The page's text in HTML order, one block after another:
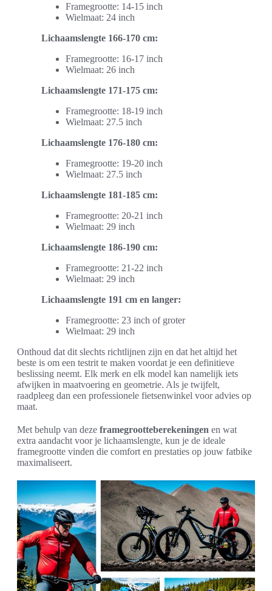
Framegrootte: 14-15 inch
Wielmaat: 24 inch
Lichaamslengte 166-170 cm:
Framegrootte: 16-17 inch
Wielmaat: 26 inch
Lichaamslengte 171-175 cm:
Framegrootte: 18-19 inch
Wielmaat: 27.5 inch
Lichaamslengte 176-180 cm:
Framegrootte: 19-20 inch
Wielmaat: 27.5 inch
Lichaamslengte 181-185 cm:
Framegrootte: 20-21 inch
Wielmaat: 29 inch
Lichaamslengte 186-190 cm:
Framegrootte: 21-22 inch
Wielmaat: 29 inch
Lichaamslengte 191 cm en langer:
Framegrootte: 23 inch of groter
Wielmaat: 29 inch
Onthoud dat dit slechts richtlijnen zijn en dat het altijd het
beste is om een testrit te maken voordat je een definitieve
beslissing neemt. Elk merk en elk model kan namelijk iets
afwijken in maatvoering en geometrie. Als je twijfelt,
raadpleeg dan een professionele fietsenwinkel voor advies op
maat.
Met behulp van deze framegrootteberekeningen en wat
extra aandacht voor je lichaamslengte, kun je de ideale
framegrootte vinden die comfort en prestaties op jouw fatbike
maximaliseert.